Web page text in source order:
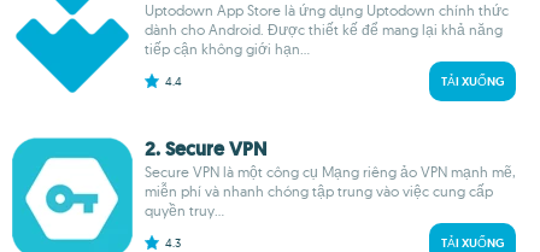
Uptodown App Store là ứng dụng Uptodown chính thức
dành cho Android. Được thiết kế để mang lại khả năng
tiếp cận không giới hạn...
4.4 TẢI XUỐNG
2. Secure VPN
Secure VPN là một công cụ Mạng riêng ảo VPN mạnh mẽ,
miễn phí và nhanh chóng tập trung vào việc cung cấp
quyền truy...
4.3 TẢI XUỐNG